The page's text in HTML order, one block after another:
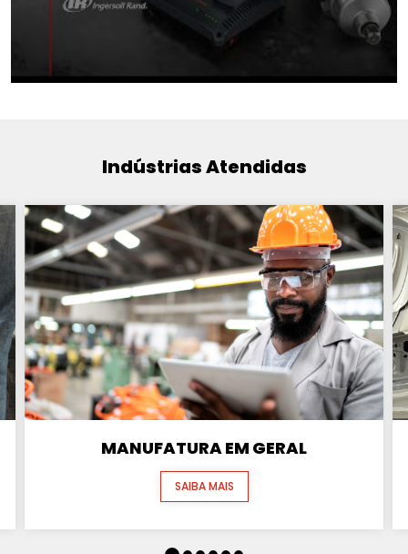
Indústrias Atendidas
MANUFATURA EM GERAL
SAIBA MAIS